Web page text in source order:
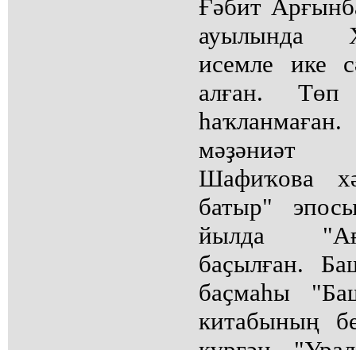
Ғәбит
ауылында
исемле ике
алған. Төп
мәҙәниәт
Шафиҡова
батыр"
йылда
баҫылған.
баҫмаһы
китабының